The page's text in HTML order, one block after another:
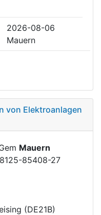
2026-08-06
Mauern
von Elektroanlagen
Mauern
85408-27
(DE21B)